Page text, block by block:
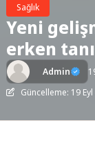
Sağlık
Yeni
erken
Admin
Güncelleme: 19